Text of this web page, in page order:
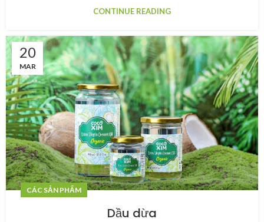
CONTINUE READING
20
MAR
CÁC SẢN PHẨM
Dầu dừa